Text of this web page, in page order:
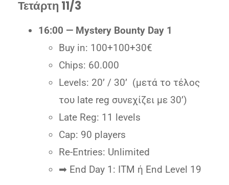
Τετάρτη 11/3
16:00 — Mystery Bounty Day 1
Buy in: 100+100+30€
Chips: 60.000
Levels: 20’ / 30’ (μετά το τέλος
του late reg συνεχίζει με 30’)
Late Reg: 11 levels
Cap: 90 players
Re-Entries: Unlimited
➡ End Day 1: ITM ή End Level 19